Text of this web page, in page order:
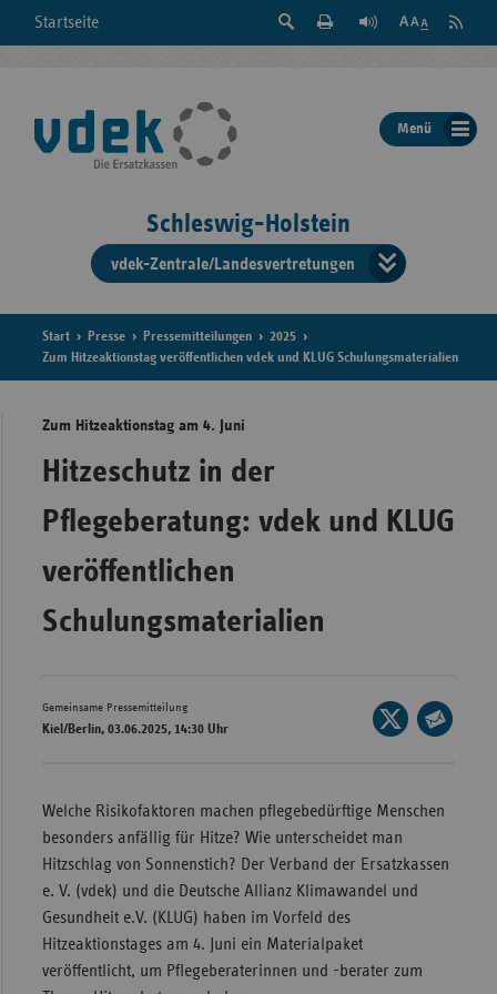
Startseite
Suche
der
Seite
Feed
Menü
Schleswig-Holstein
vdek-Zentrale/Landesvertretungen
der
Start Presse Pressemitteilungen
2025
Zum Hitzeaktionstag veröffentlichen vdek und KLUG Schulungsmaterialien
Zum Hitzeaktionstag am 4. Juni
Hitzeschutz in der
Pflegeberatung: vdek und KLUG
veröffentlichen
Schulungsmaterialien
Gemeinsame Pressemitteilung
Kiel/Berlin, 03.06.2025, 14:30 Uhr
Seite
auf
Welche Risikofaktoren machen pflegebedürftige Menschen
besonders anfällig für Hitze? Wie unterscheidet man
Hitzschlag von Sonnenstich? Der Verband der Ersatzkassen
e. V. (vdek) und die Deutsche Allianz Klimawandel und
Gesundheit e.V. (KLUG) haben im Vorfeld des
Hitzeaktionstages am 4. Juni ein Materialpaket
veröffentlicht, um Pflegeberaterinnen und -berater zum